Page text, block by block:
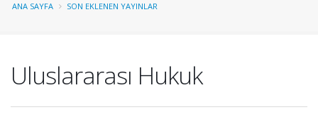
ANA SAYFA SON EKLENEN YAYINLAR
Uluslararası Hukuk